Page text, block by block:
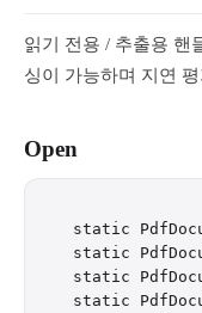
읽기 전용 / 추출용 핸
싱이 가능하며 지연
Open
static
static
static
static